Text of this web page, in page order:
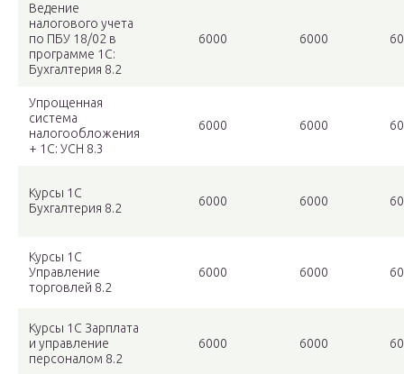
Ведение
налогового учета
по ПБУ 18/02 в
программе 1С:
Бухгалтерия 8.2
6000 6000
Упрощенная
система
налогообложения
+ 1С: УСН 8.3
6000 6000
Курсы 1C
Бухгалтерия 8.2
6000 6000
Курсы 1С
Управление
торговлей 8.2
6000 6000
Курсы 1С Зарплата
и управление
персоналом 8.2
6000 6000